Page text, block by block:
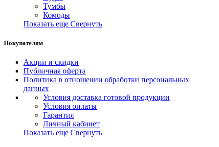
Тумбы
Комоды
Показать еще Свернуть
Покупателям
Акции и скидки
Публичная оферта
Политика в отношении обработки персональных
данных
Условия доставка готовой продукции
Условия оплаты
Гарантия
Личный кабинет
Показать еще Свернуть